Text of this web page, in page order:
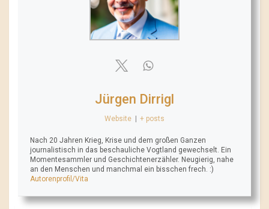
Jürgen Dirrigl
Website + posts
Nach 20 Jahren Krieg, Krise und dem großen Ganzen
journalistisch in das beschauliche Vogtland gewechselt. Ein
Momentesammler und Geschichtenerzähler. Neugierig, nahe
an den Menschen und manchmal ein bisschen frech. :)
Autorenprofil/Vita